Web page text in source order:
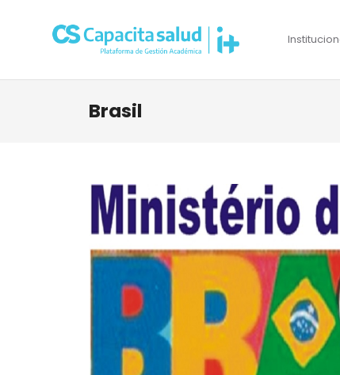
Brasil